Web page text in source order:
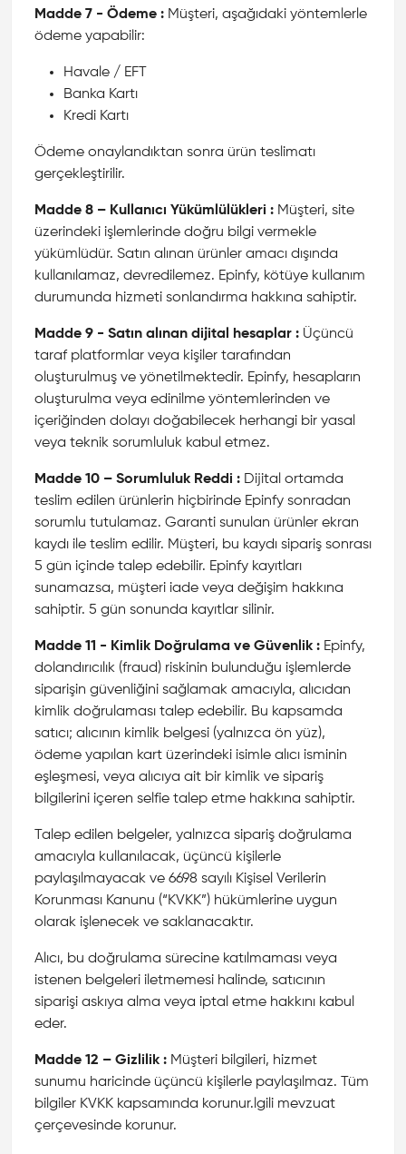
Madde 7 - Ödeme : Müşteri, aşağıdaki yöntemlerle
ödeme yapabilir:
Havale / EFT
Banka Kartı
Kredi Kartı
Ödeme onaylandıktan sonra ürün teslimatı
gerçekleştirilir.
Madde 8 – Kullanıcı Yükümlülükleri : Müşteri, site
üzerindeki işlemlerinde doğru bilgi vermekle
yükümlüdür. Satın alınan ürünler amacı dışında
kullanılamaz, devredilemez. Epinfy, kötüye kullanım
durumunda hizmeti sonlandırma hakkına sahiptir.
Madde 9 - Satın alınan dijital hesaplar : Üçüncü
taraf platformlar veya kişiler tarafından
oluşturulmuş ve yönetilmektedir. Epinfy, hesapların
oluşturulma veya edinilme yöntemlerinden ve
içeriğinden dolayı doğabilecek herhangi bir yasal
veya teknik sorumluluk kabul etmez.
Madde 10 – Sorumluluk Reddi : Dijital ortamda
teslim edilen ürünlerin hiçbirinde Epinfy sonradan
sorumlu tutulamaz. Garanti sunulan ürünler ekran
kaydı ile teslim edilir. Müşteri, bu kaydı sipariş sonrası
5 gün içinde talep edebilir. Epinfy kayıtları
sunamazsa, müşteri iade veya değişim hakkına
sahiptir. 5 gün sonunda kayıtlar silinir.
Madde 11 - Kimlik Doğrulama ve Güvenlik : Epinfy,
dolandırıcılık (fraud) riskinin bulunduğu işlemlerde
siparişin güvenliğini sağlamak amacıyla, alıcıdan
kimlik doğrulaması talep edebilir. Bu kapsamda
satıcı; alıcının kimlik belgesi (yalnızca ön yüz),
ödeme yapılan kart üzerindeki isimle alıcı isminin
eşleşmesi, veya alıcıya ait bir kimlik ve sipariş
bilgilerini içeren selfie talep etme hakkına sahiptir.
Talep edilen belgeler, yalnızca sipariş doğrulama
amacıyla kullanılacak, üçüncü kişilerle
paylaşılmayacak ve 6698 sayılı Kişisel Verilerin
Korunması Kanunu (“KVKK”) hükümlerine uygun
olarak işlenecek ve saklanacaktır.
Alıcı, bu doğrulama sürecine katılmaması veya
istenen belgeleri iletmemesi halinde, satıcının
siparişi askıya alma veya iptal etme hakkını kabul
eder.
Madde 12 – Gizlilik : Müşteri bilgileri, hizmet
sunumu haricinde üçüncü kişilerle paylaşılmaz. Tüm
bilgiler KVKK kapsamında korunur.lgili mevzuat
çerçevesinde korunur.